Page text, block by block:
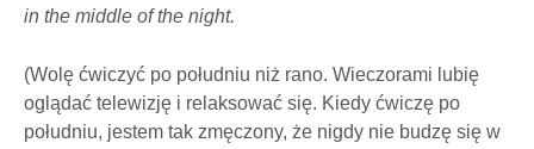
in the middle of the night.
(Wolę ćwiczyć po południu niż rano. Wieczorami lubię
oglądać telewizję i relaksować się. Kiedy ćwiczę po
południu, jestem tak zmęczony, że nigdy nie budzę się w